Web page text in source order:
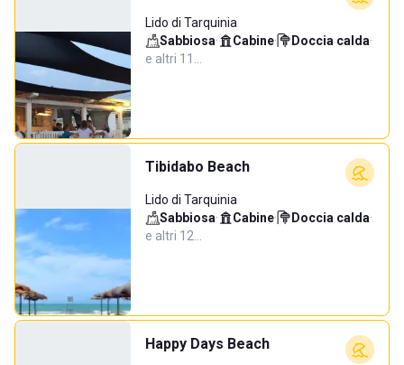
Lido di Tarquinia
Sabbiosa· Cabine· Doccia calda·
e altri 11…
Tibidabo Beach
Lido di Tarquinia
Sabbiosa· Cabine· Doccia calda·
e altri 12…
Happy Days Beach